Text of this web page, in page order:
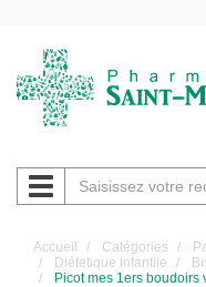
Navigation
Accueil Catégories
Diétetique Infantile
Picot mes 1ers boudoirs